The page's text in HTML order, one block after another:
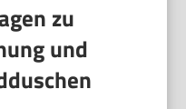
zu
und